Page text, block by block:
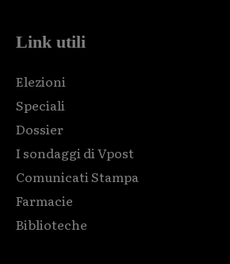
Link utili
Elezioni
Speciali
Dossier
I sondaggi di Vpost
Comunicati Stampa
Farmacie
Biblioteche